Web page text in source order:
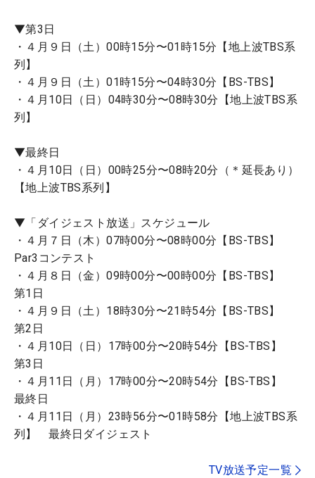
▼第3日
・４月９日（土）00時15分〜01時15分【地上波TBS系
列】
・４月９日（土）01時15分〜04時30分【BS-TBS】
・４月10日（日）04時30分〜08時30分【地上波TBS系
列】
▼最終日
・４月10日（日）00時25分〜08時20分（＊延長あり）
【地上波TBS系列】
▼「ダイジェスト放送」スケジュール
・４月７日（木）07時00分〜08時00分【BS-TBS】
Par3コンテスト
・４月８日（金）09時00分〜00時00分【BS-TBS】
第1日
・４月９日（土）18時30分〜21時54分【BS-TBS】
第2日
・４月10日（日）17時00分〜20時54分【BS-TBS】
第3日
・４月11日（月）17時00分〜20時54分【BS-TBS】
最終日
・４月11日（月）23時56分〜01時58分【地上波TBS系
列】 最終日ダイジェスト
TV放送予定一覧